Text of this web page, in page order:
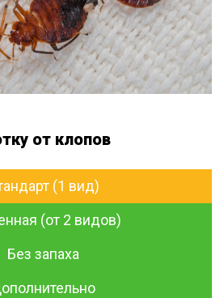
от клопов
(1 вид)
(от 2 видов)
Без запаха